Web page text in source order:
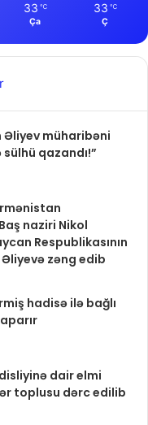
33 ℃
Ça
33 ℃
Ç
Əliyev müharibəni
qazandı!”
naziri Nikol
Respublikasının
zəng edib
hadisə ilə bağlı
dair elmi
toplusu dərc edilib